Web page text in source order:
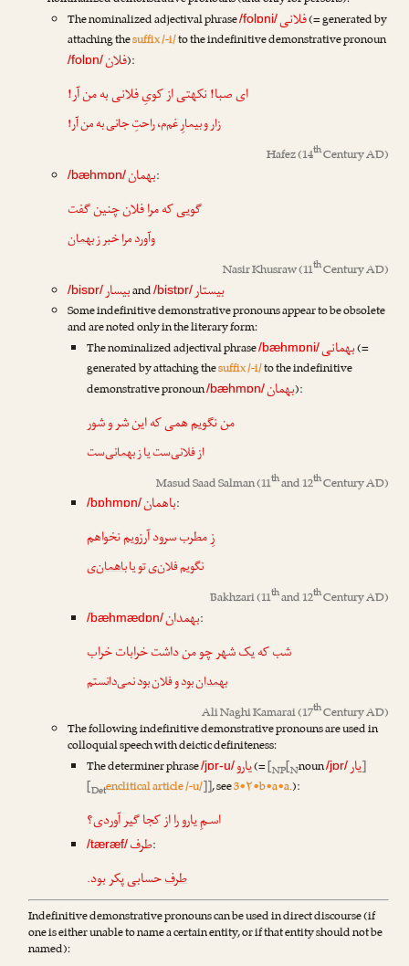
The nominalized adjectival phrase/folɒni/فلانی(= generated by
attaching thesuffix /-i/to the indefinitive demonstrative pronoun
/folɒn/فلان):
ای صبا! نکهتی از کویِفلانیبه من آر!
زار و بیمارِ غم‌م، راحتِ جانی به من آر!
Hafez(14thCentury AD)
/bæhmɒn/بهمان:
گویی که مرا فلان چنین گفت
وآورد مرا خبر زبهمان
Nasir Khusraw(11thCentury AD)
/bisɒr/بیسارand/bistɒr/بیستار
Some indefinitive demonstrative pronouns appear to be obsolete
and are noted only in the literary form:
The nominalized adjectival phrase/bæhmɒni/بهمانی(=
generated by attaching thesuffix /-i/to the indefinitive
demonstrative pronoun/bæhmɒn/بهمان):
من نگویم همی که این شر و شور
از فلانی‌ست یا زبهمانی‌ست
Masud Saad Salman(11thand 12thCentury AD)
/bɒhmɒn/باهمان:
زِ مطرب سرود آرزویم نخواهم
نگویم فلان‌ی تو یاباهمان‌ی
Bakhzari(11thand 12thCentury AD)
/bæhmædɒn/بهمدان:
شب که یک شهر چو من داشت خرابات خراب
بهمدانبود و فلان بود نمی‌دانستم
Ali Naghi Kamarai(17thCentury AD)
The following indefinitive demonstrative pronouns are used in
colloquial speech with deictic definiteness:
The determiner phrase/jɒr-u/یارو(=[NP[Nnoun/jɒr/یار]
[Detenclitical article /-u/]], see3•۲•b•a•a.):
اسـمِیارورا از کجا گیر آوردی؟
/tæræf/طرف:
طرفحسابی پکر بود.
Indefinitive demonstrative pronouns can be used in direct discourse (if
one is either unable to name a certain entity, or if that entity should not be
named):